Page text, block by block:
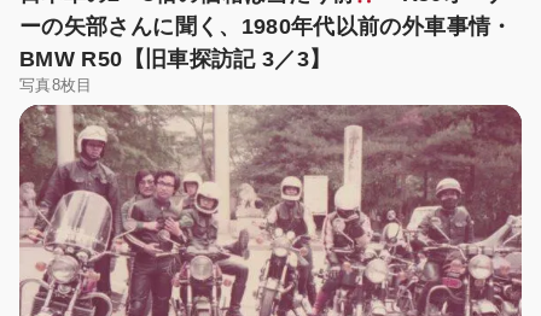
ーの矢部さんに聞く、1980年代以前の外車事情・
BMW R50【旧車探訪記 3／3】
写真8枚目